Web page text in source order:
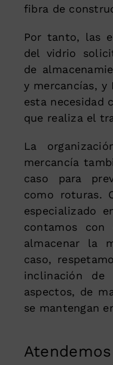
fibra de
Por tanto, las
del vidrio
de
y mercancías, y
esta necesidad
que realiza el
La
mercancía
caso para
como roturas.
especializado
contamos con
almacenar la
caso,
inclinación
aspectos, de
se mantengan